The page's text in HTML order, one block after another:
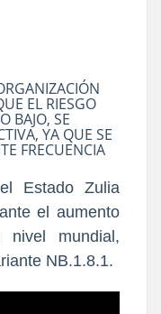
EL RIESGO
BAJO, SE
YA QUE SE
FRECUENCIA
Estado Zulia
el aumento
mundial,
NB.1.8.1.